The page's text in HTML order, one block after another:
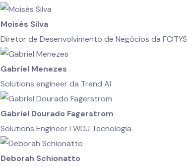
Moisés Silva
Diretor de Desenvolvimento de Negócios da FCITYS
Gabriel Menezes
Solutions engineer da Trend AI
Gabriel Dourado Fagerstrom
Solutions Engineer I WDJ Tecnologia
Deborah Schionatto